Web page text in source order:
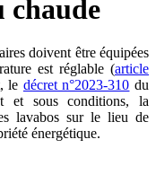
chaude
doivent être équipées
est réglable (article
le décret n°2023-310 du
et sous conditions, la
lavabos sur le lieu de
énergétique.